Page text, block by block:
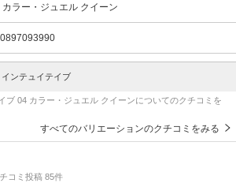
カラー・ジュエル クイーン
インテュイテイブ
ブ 04 カラー・ジュエル クイーンについてのクチコミを
すべてのバリエーションのクチコミをみる
コミ投稿 85件